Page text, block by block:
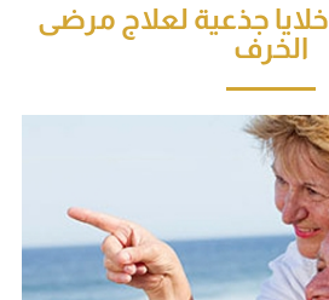
جذعية لعلاج مرضى
الخرف